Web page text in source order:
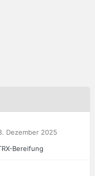
Dezember 2025
Bereifung